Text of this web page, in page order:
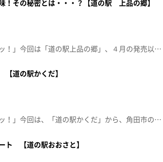
！その秘密とは・・・？【道の駅 上品の郷】
産地直送のおすすめ商品を紹介する「みちコレッ！」今回は「道の駅上品の郷」、４月の発売以降売り切れ続出！石巻の地元産牛乳をご紹介！【放送日：2026年5月19日】【放送局：東日本放送】
【道の駅かくだ】
産地直送のおすすめ商品を紹介する「みちコレッ！」今回は、「道の駅かくだ」から、角田市の新名産のアロエベラを紹介します。【放送日：2026年4月7日】【放送局：東日本放送】
ト 【道の駅おおさと】